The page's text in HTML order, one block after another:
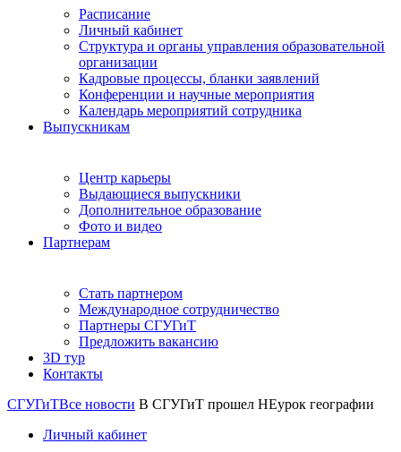
Расписание
Личный кабинет
Структура и органы управления образовательной
организации
Кадровые процессы, бланки заявлений
Конференции и научные мероприятия
Календарь мероприятий сотрудника
Выпускникам
Центр карьеры
Выдающиеся выпускники
Дополнительное образование
Фото и видео
Партнерам
Стать партнером
Международное сотрудничество
Партнеры СГУГиТ
Предложить вакансию
3D тур
Контакты
СГУГиТВсе новости В СГУГиТ прошел НЕурок географии
Личный кабинет